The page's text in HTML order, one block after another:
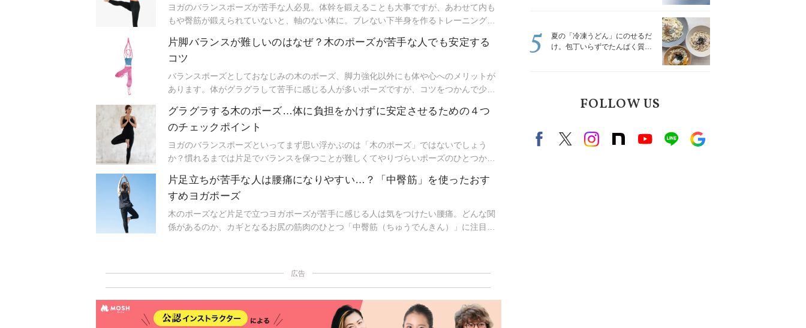
ヨガのバランスポーズが苦手な人必見。体幹を鍛えることも大事ですが、あわせて内も
もや臀筋が鍛えられていないと、軸のない体に。ブレない下半身を作るトレーニング
てもらいました。
片脚バランスが難しいのはなぜ？木のポーズが苦手な人でも安定する
コツ
バランスポーズとしておなじみの木のポーズ、脚力強化以外にも体や心へのメリットが
あります。体がグラグラして苦手に感じる人が多いポーズですが、コツをつかんで少し
グラグラする木のポーズ…体に負担をかけずに安定させるための４つ
のチェックポイント
ヨガのバランスポーズといってまず思い浮かぶのは「木のポーズ」ではないでしょう
か？慣れるまでは片足でバランスを保つことが難しくてやりづらいポーズのひとつかも
片足立ちが苦手な人は腰痛になりやすい…？「中臀筋」を使ったおす
すめヨガポーズ
木のポーズなど片足で立つヨガポーズが苦手に感じる人は気をつけたい腰痛。どんな関
係があるのか、カギとなるお尻の筋肉のひとつ「中臀筋（ちゅうでんきん）」に注目し
広告
夏の「冷凍うどん」にのせるだ
け。包丁いらずでたんぱく質を
5
FOLLOW US
FacebookX（旧twitter）
instagram
note Youtubeline